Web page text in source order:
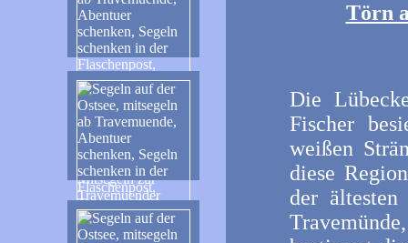
Törn
Die
Fischer
weißen
diese
der